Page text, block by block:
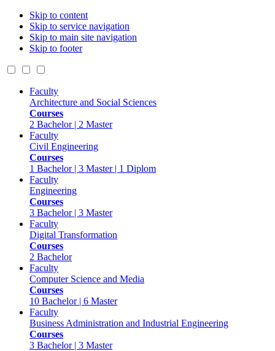
Skip to content
Skip to service navigation
Skip to main site navigation
Skip to footer
Faculty
Architecture and Social Sciences
Courses
2 Bachelor | 2 Master
Faculty
Civil Engineering
Courses
1 Bachelor | 3 Master | 1 Diplom
Faculty
Engineering
Courses
3 Bachelor | 3 Master
Faculty
Digital Transformation
Courses
2 Bachelor
Faculty
Computer Science and Media
Courses
10 Bachelor | 6 Master
Faculty
Business Administration and Industrial Engineering
Courses
3 Bachelor | 3 Master